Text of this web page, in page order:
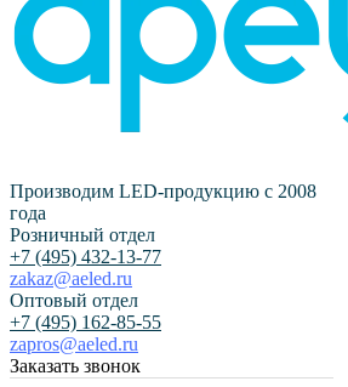
Производим LED-продукцию с 2008
года
Розничный отдел
+7 (495) 432-13-77
zakaz@aeled.ru
Оптовый отдел
+7 (495) 162-85-55
zapros@aeled.ru
Заказать звонок